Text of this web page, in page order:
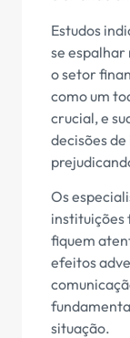
Estudos
se
o setor
como um
crucial, e
decisões
Os
instituições
fiquem
efeitos
situação.